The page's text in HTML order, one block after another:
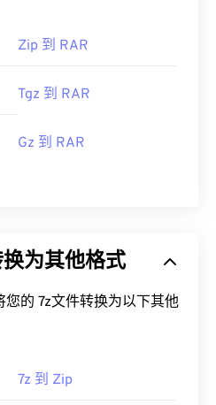
Zip 到 RAR
Tgz 到 RAR
Gz 到 RAR
为其他格式
的 7z文件转换为以下其他
7z 到 Zip